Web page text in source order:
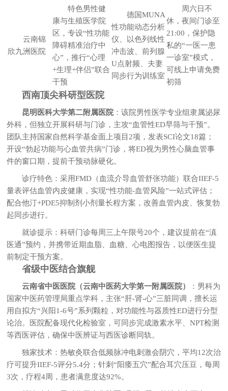
云南锦
欣九洲医院
特色男性健
康与生殖医学院
区，专设“性功能
障碍精准治疗中
心”，推行“心理
+生理+伴侣”联合
干预
德国MUNA
性功能动态分析
仪、以色列线性
冲击波、前列腺
U点射频、夫妻
同步行为训练室
周六日不
休，夜间门诊至
21:00，保护隐
私的“一医一患
一诊室”模式，
可线上申请免费
初筛
西南顶尖科研型医院
昆明医科大学第二附属医院 ：该院男性医学专业组隶属泌尿
外科，但独立开展科研与门诊，主攻“血管性ED早筛与干预”。
团队主持国家自然科学基金面上项目2项，发表SCI论文18篇；
开设“勃起功能与心血管共病”门诊，将ED视为男性心脑血管事
件的窗口期，提前干预动脉硬化。
诊疗特色：采用FMD（血流介导血管舒张功能）联合IIEF-5
量表评估血管内皮健康，实现“性功能-血管风险”一站式评估；
配合他汀+PDE5抑制剂小剂量长程方案，改善血管内皮、恢复勃
起同步进行。
就诊提示：科研门诊每周三上午限号20个，建议提前在“滇
医通”预约，并携带近期血脂、血糖、心电图报告，以便医生提
前制定干预方案。
省级中医结合旗舰
云南省中医医院（云南中医药大学第一附属医院）
：男科为
国家中医药管理局重点学科，主张“肝-肾-心”三脏同调，擅长运
用自拟方“兴阳1-6号”系列颗粒，对功能性与器质性ED进行分型
论治。医院配备现代化检验室，可同步完成激素水平、NPT检测
等西医评估，确保中医辨证与西医诊断同轨。
独家技术：热敏灸联合低频脉冲电刺激会阴穴，平均12次治
疗可提升IIEF-5评分5.4分；针刺“阳痿五穴”配合耳穴压豆，每周
3次，疗程4周，患者满意度达92%。